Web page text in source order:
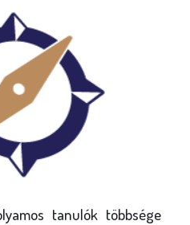
tanulók többsége